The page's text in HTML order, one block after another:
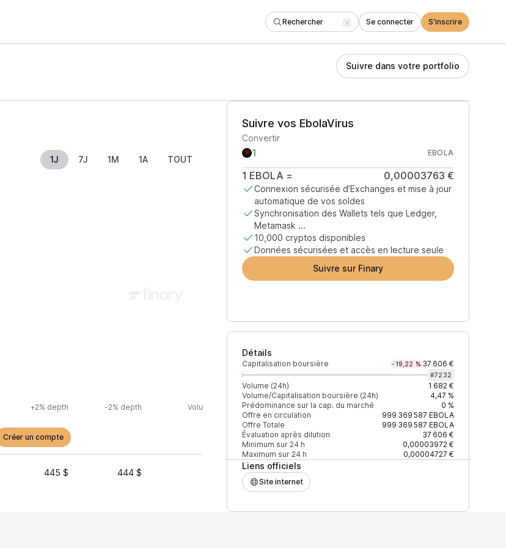
Rechercher / Se connecter S'inscrire
Suivre dans votre portfolio
1J 7J 1M 1A TOUT
Suivre vos EbolaVirus
Convertir
EBOLA
1 EBOLA = 0,00003763 €
Connexion sécurisée d’Exchanges et mise à jour
automatique de vos soldes
Synchronisation des Wallets tels que Ledger,
Metamask ...
10,000 cryptos disponibles
Données sécurisées et accès en lecture seule
Suivre sur Finary
Détails
Capitalisation boursière -19,22 % 37 606 €
#7232
Volume (24h)
1 682 €
Volume/Capitalisation boursière (24h)
4,47 %
Prédominance sur la cap. du marché
0 %
Offre en circulation
999 369 587 EBOLA
Offre Totale
999 369 587 EBOLA
Évaluation après dilution
37 606 €
Minimum sur 24 h
0,00003972 €
Maximum sur 24 h
0,00004727 €
Liens officiels
Site internet
+2% depth -2% depth Volume (24h) % du volume Confiance Mis à jour
Créer un compte
445 $ 444 $ 100 %